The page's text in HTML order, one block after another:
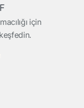
için